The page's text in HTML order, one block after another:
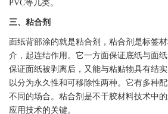
PVC等几类。
三、粘合剂
面纸背部涂的就是粘合剂，粘合剂是标签
介，起连结作用。它一方面保证底纸与面
保证面纸被剥离后，又能与粘贴物具有结
以分为永久性和可移除性两种。它有多种
不同的场合。粘合剂是不干胶材料技术中
应用技术的关键。